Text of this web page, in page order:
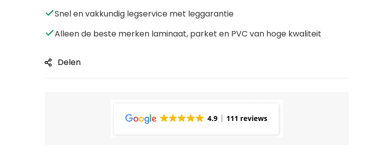
Snel en vakkundig legservice met leggarantie
Alleen de beste merken laminaat, parket en PVC van hoge kwaliteit
Delen